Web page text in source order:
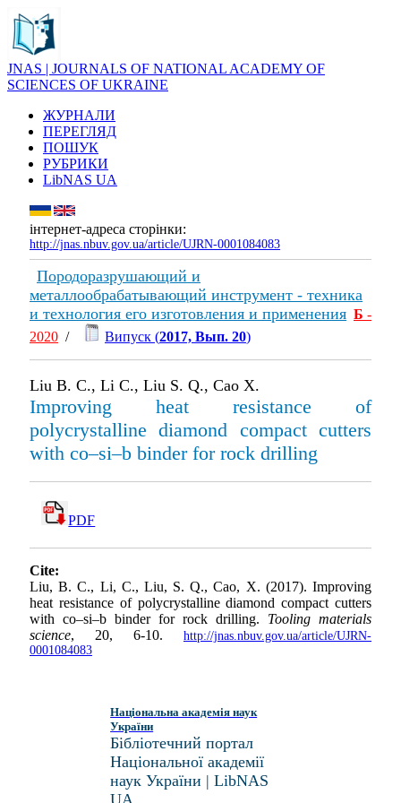
JNAS | JOURNALS OF NATIONAL ACADEMY OF
SCIENCES OF UKRAINE
ЖУРНАЛИ
ПЕРЕГЛЯД
ПОШУК
РУБРИКИ
LibNAS UA
інтернет-адреса сторінки:
http://jnas.nbuv.gov.ua/article/UJRN-0001084083
Породоразрушающий и
металлообрабатывающий инструмент - техника
и технология его изготовления и применения Б -
2020 / Випуск (2017, Вып. 20)
Liu B. C., Li C., Liu S. Q., Cao X.
Improving heat resistance of
polycrystalline diamond compact cutters
with co–si–b binder for rock drilling
PDF
Cite:
Liu, B. C., Li, C., Liu, S. Q., Cao, X. (2017). Improving
heat resistance of polycrystalline diamond compact cutters
with co–si–b binder for rock drilling. Tooling materials
science, 20, 6-10. http://jnas.nbuv.gov.ua/article/UJRN-
0001084083
Національна академія наук
України
Бібліотечний портал
Національної академії
наук України | LibNAS
UA